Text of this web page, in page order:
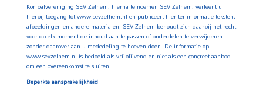
Korfbalvereniging SEV Zelhem, hierna te noemen SEV Zelhem, verleent u
hierbij toegang tot www.sevzelhem.nl en publiceert hier ter informatie teksten,
afbeeldingen en andere materialen. SEV Zelhem behoudt zich daarbij het recht
voor op elk moment de inhoud aan te passen of onderdelen te verwijderen
zonder daarover aan u mededeling te hoeven doen. De informatie op
www.sevzelhem.nl is bedoeld als vrijblijvend en niet als een concreet aanbod
om een overeenkomst te sluiten.
Beperkte aansprakelijkheid